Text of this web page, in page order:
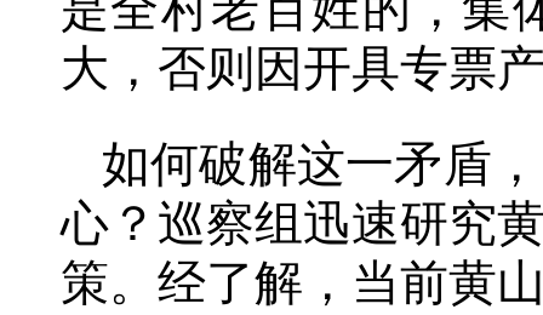
大，否则因开具专票
如何破解这一矛盾
心？巡察组迅速研究
策。经了解，当前黄